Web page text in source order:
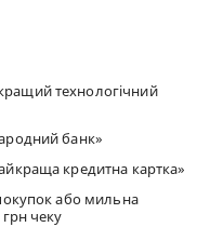
технологічний
банк»
кредитна картка»
або мильна
чеку